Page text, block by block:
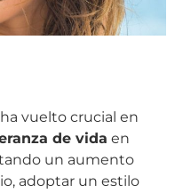
vuelto crucial en
de vida en
un aumento
adoptar un estilo